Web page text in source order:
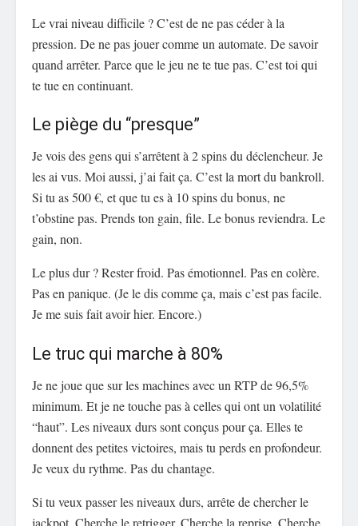
Le vrai niveau difficile ? C’est de ne pas céder à la
pression. De ne pas jouer comme un automate. De savoir
quand arrêter. Parce que le jeu ne te tue pas. C’est toi qui
te tue en continuant.
Le piège du “presque”
Je vois des gens qui s’arrêtent à 2 spins du déclencheur. Je
les ai vus. Moi aussi, j’ai fait ça. C’est la mort du bankroll.
Si tu as 500 €, et que tu es à 10 spins du bonus, ne
t’obstine pas. Prends ton gain, file. Le bonus reviendra. Le
gain, non.
Le plus dur ? Rester froid. Pas émotionnel. Pas en colère.
Pas en panique. (Je le dis comme ça, mais c’est pas facile.
Je me suis fait avoir hier. Encore.)
Le truc qui marche à 80%
Je ne joue que sur les machines avec un RTP de 96,5%
minimum. Et je ne touche pas à celles qui ont un volatilité
“haut”. Les niveaux durs sont conçus pour ça. Elles te
donnent des petites victoires, mais tu perds en profondeur.
Je veux du rythme. Pas du chantage.
Si tu veux passer les niveaux durs, arrête de chercher le
jackpot. Cherche le retrigger. Cherche la reprise. Cherche